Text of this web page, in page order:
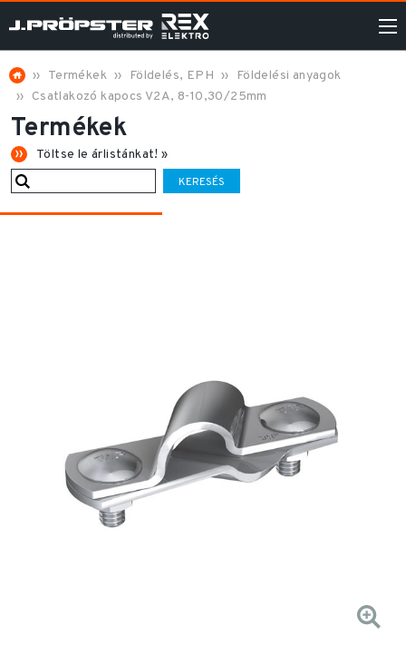
Termékek Földelés, EPH
Földelési anyagok
Csatlakozó kapocs V2A, 8-10,30/25mm
Termékek
Töltse le árlistánkat! »
KERESÉS